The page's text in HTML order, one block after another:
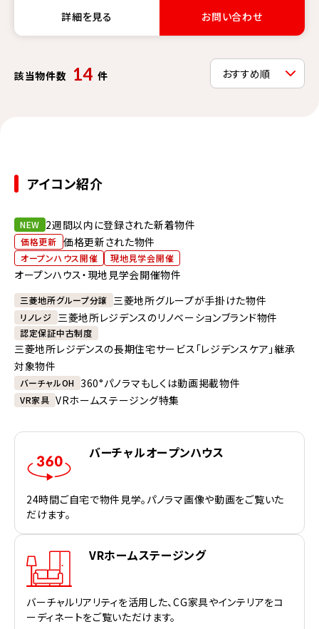
詳細を見る お問い合わせ
該当物件数 14 件
アイコン紹介
NEW 2週間以内に登録された新着物件
価格更新 価格更新された物件
オープンハウス開催 現地見学会開催
オープンハウス・現地見学会開催物件
三菱地所グループ分譲 三菱地所グループが手掛けた物件
リノレジ 三菱地所レジデンスのリノベーションブランド物件
認定保証中古制度
三菱地所レジデンスの長期住宅サービス「レジデンスケア」継承
対象物件
バーチャルOH 360°パノラマもしくは動画掲載物件
VR家具 VRホームステージング特集
バーチャルオープンハウス
24時間ご自宅で物件見学。パノラマ画像や動画をご覧いた
だけます。
VRホームステージング
バーチャルリアリティを活用した、CG家具やインテリアをコ
ーディネートをご覧いただけます。